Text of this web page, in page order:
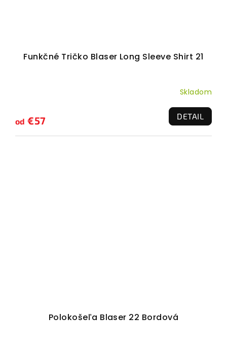
Funkčné Tričko Blaser Long Sleeve Shirt 21
Skladom
od €57 DETAIL
Polokošeľa Blaser 22 Bordová